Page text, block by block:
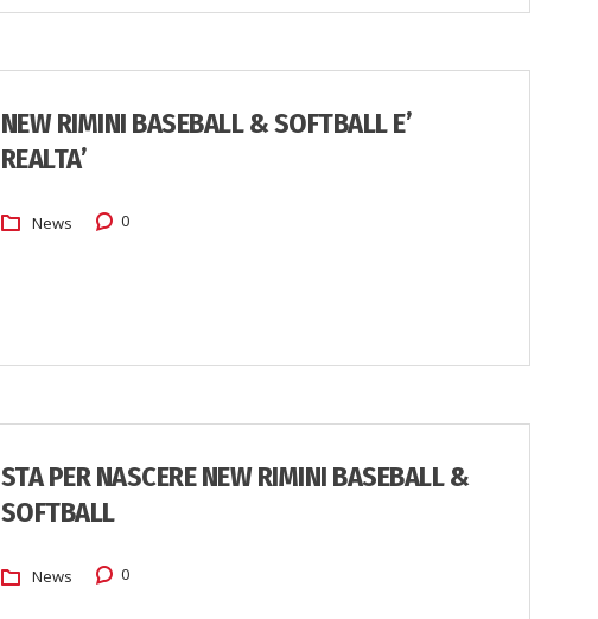
NEW RIMINI BASEBALL & SOFTBALL E’
REALTA’
News 0
STA PER NASCERE NEW RIMINI BASEBALL &
SOFTBALL
News 0